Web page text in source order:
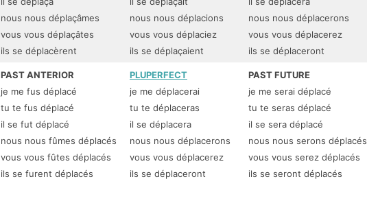
nous nous déplaçâmes
vous vous déplaçâtes
ils se déplacèrent
nous nous déplacions
vous vous déplaciez
ils se déplaçaient
nous nous déplacerons
vous vous déplacerez
ils se déplaceront
PAST ANTERIOR
je me fus déplacé
tu te fus déplacé
il se fut déplacé
nous nous fûmes déplacés
vous vous fûtes déplacés
ils se furent déplacés
PLUPERFECT
je me déplacerai
tu te déplaceras
il se déplacera
nous nous déplacerons
vous vous déplacerez
ils se déplaceront
PAST FUTURE
je me serai déplacé
tu te seras déplacé
il se sera déplacé
nous nous serons déplacés
vous vous serez déplacés
ils se seront déplacés